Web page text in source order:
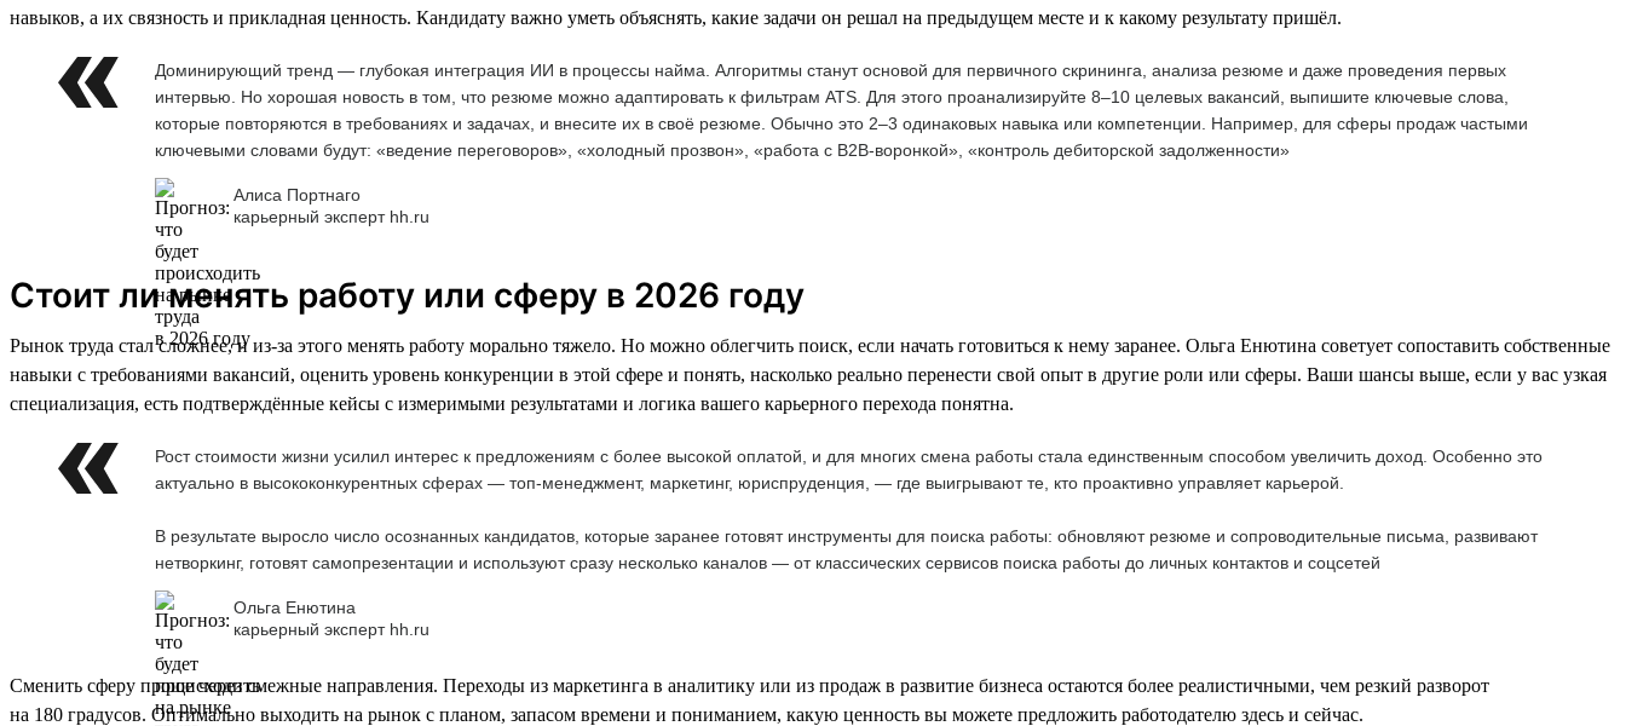
навыков, а их связность и прикладная ценность. Кандидату важно уметь объяснять, какие задачи он решал на предыдущем месте и к какому результату пришёл.
Доминирующий тренд — глубокая интеграция ИИ в процессы найма. Алгоритмы станут основой для первичного скрининга, анализа резюме и даже проведения первых
интервью. Но хорошая новость в том, что резюме можно адаптировать к фильтрам ATS. Для этого проанализируйте 8–10 целевых вакансий, выпишите ключевые слова,
которые повторяются в требованиях и задачах, и внесите их в своё резюме. Обычно это 2–3 одинаковых навыка или компетенции. Например, для сферы продаж частыми
ключевыми словами будут: «ведение переговоров», «холодный прозвон», «работа с B2B-воронкой», «контроль дебиторской задолженности»
Алиса Портнаго
карьерный эксперт hh.ru
Стоит ли менять работу или сферу в 2026 году
Рынок труда стал сложнее, и из-за этого менять работу морально тяжело. Но можно облегчить поиск, если начать готовиться к нему заранее. Ольга Енютина советует сопоставить собственные
навыки с требованиями вакансий, оценить уровень конкуренции в этой сфере и понять, насколько реально перенести свой опыт в другие роли или сферы. Ваши шансы выше, если у вас узкая
специализация, есть подтверждённые кейсы с измеримыми результатами и логика вашего карьерного перехода понятна.
Рост стоимости жизни усилил интерес к предложениям с более высокой оплатой, и для многих смена работы стала единственным способом увеличить доход. Особенно это
актуально в высококонкурентных сферах — топ-менеджмент, маркетинг, юриспруденция, — где выигрывают те, кто проактивно управляет карьерой.
В результате выросло число осознанных кандидатов, которые заранее готовят инструменты для поиска работы: обновляют резюме и сопроводительные письма, развивают
нетворкинг, готовят самопрезентации и используют сразу несколько каналов — от классических сервисов поиска работы до личных контактов и соцсетей
Ольга Енютина
карьерный эксперт hh.ru
Сменить сферу проще через смежные направления. Переходы из маркетинга в аналитику или из продаж в развитие бизнеса остаются более реалистичными, чем резкий разворот
на 180 градусов. Оптимально выходить на рынок с планом, запасом времени и пониманием, какую ценность вы можете предложить работодателю здесь и сейчас.